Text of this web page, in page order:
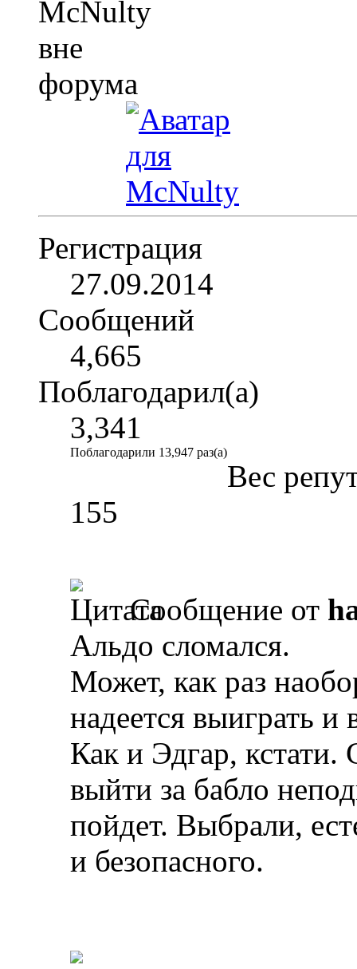
Регистрация
27.09.2014
Сообщений
4,665
Поблагодарил(а)
3,341
Поблагодарили 13,947 раз(а)
Вес
155
Сообщение от
Альдо сломался.
Может, как раз
надеется выиграть и
Как и Эдгар, кстати.
выйти за бабло
пойдет. Выбрали,
и безопасного.